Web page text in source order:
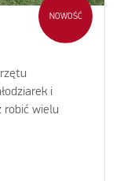
NOWOŚĆ
i
robić wielu